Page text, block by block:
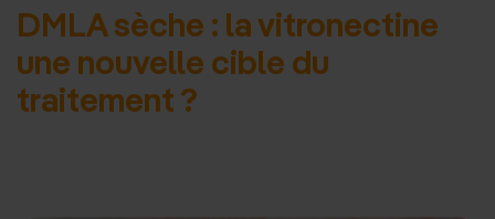
DMLA sèche : la vitronectine
une nouvelle cible du
traitement ?